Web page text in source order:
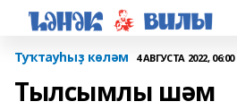
Туҡтауһыҙ көләм 4 АВГУСТА 2022, 06:00
Тылсымлы шәм